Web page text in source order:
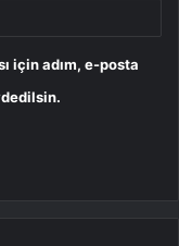
için adım, e-posta